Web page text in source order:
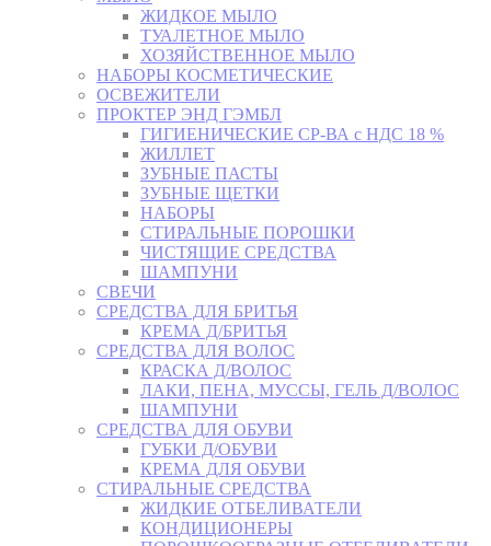
ЖИДКОЕ МЫЛО
ТУАЛЕТНОЕ МЫЛО
ХОЗЯЙСТВЕННОЕ МЫЛО
НАБОРЫ КОСМЕТИЧЕСКИЕ
ОСВЕЖИТЕЛИ
ПРОКТЕР ЭНД ГЭМБЛ
ГИГИЕНИЧЕСКИЕ СР-ВА с НДС 18 %
ЖИЛЛЕТ
ЗУБНЫЕ ПАСТЫ
ЗУБНЫЕ ЩЕТКИ
НАБОРЫ
СТИРАЛЬНЫЕ ПОРОШКИ
ЧИСТЯЩИЕ СРЕДСТВА
ШАМПУНИ
СВЕЧИ
СРЕДСТВА ДЛЯ БРИТЬЯ
КРЕМА Д/БРИТЬЯ
СРЕДСТВА ДЛЯ ВОЛОС
КРАСКА Д/ВОЛОС
ЛАКИ, ПЕНА, МУССЫ, ГЕЛЬ Д/ВОЛОС
ШАМПУНИ
СРЕДСТВА ДЛЯ ОБУВИ
ГУБКИ Д/ОБУВИ
КРЕМА ДЛЯ ОБУВИ
СТИРАЛЬНЫЕ СРЕДСТВА
ЖИДКИЕ ОТБЕЛИВАТЕЛИ
КОНДИЦИОНЕРЫ